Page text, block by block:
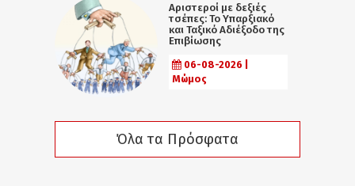
Αριστεροί με δεξιές
τσέπες: Το Υπαρξιακό
και Ταξικό Αδιέξοδο της
Επιβίωσης
06-08-2026 |
Μώμος
Όλα τα Πρόσφατα